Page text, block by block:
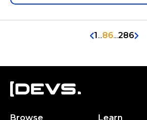
1 ...86...286
Browse Learn